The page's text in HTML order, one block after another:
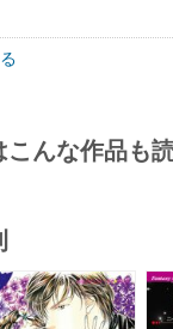
んな作品も